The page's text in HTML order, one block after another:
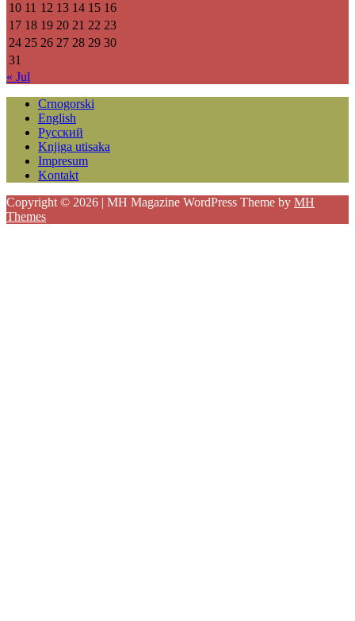
10 11 12 13 14 15 16
17 18 19 20 21 22 23
24 25 26 27 28 29 30
31
« Jul
Crnogorski
English
Русский
Knjiga utisaka
Impresum
Kontakt
Copyright © 2026 | MH Magazine WordPress Theme by MH
Themes